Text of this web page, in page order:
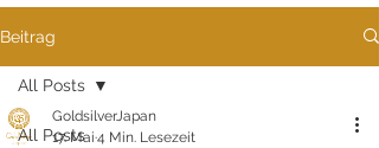
Beitrag
All Posts
All Posts
GoldsilverJapan
17. Mai 4 Min. Lesezeit